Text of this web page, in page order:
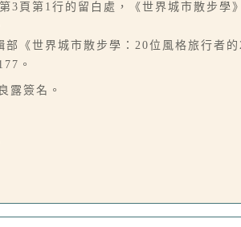
3頁第1行的留白處，《世界城市散步學
《世界城市散步學：20位風格旅行者
。
露簽名。